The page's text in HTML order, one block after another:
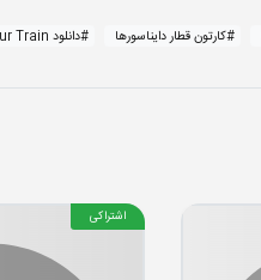
#کارتون قطار دایناسورها #دانلود Dinosaur Train
اشتراکی